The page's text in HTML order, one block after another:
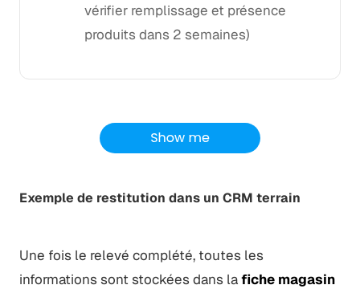
vérifier remplissage et présence
produits dans 2 semaines)
Exemple de restitution dans un CRM terrain
Une fois le relevé complété, toutes les
informations sont stockées dans lafiche magasin